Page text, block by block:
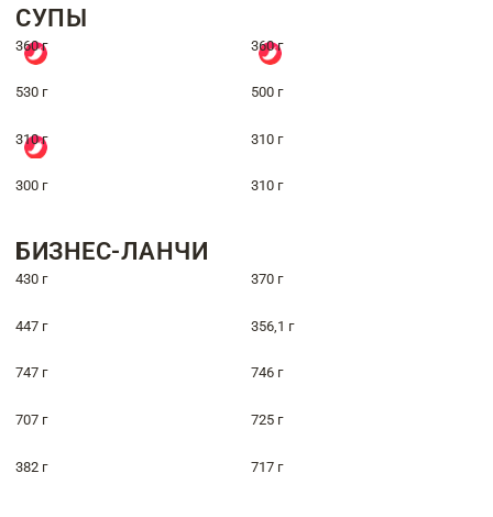
СУПЫ
360 г 360 г
530 г 500 г
310 г 310 г
300 г 310 г
БИЗНЕС-ЛАНЧИ
430 г 370 г
447 г 356,1 г
747 г 746 г
707 г 725 г
382 г 717 г